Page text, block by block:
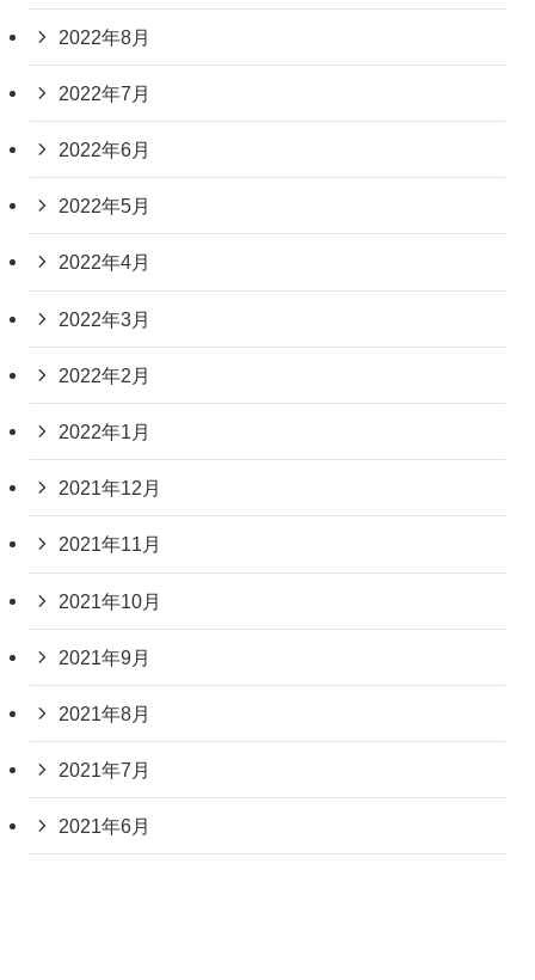
2022年8月
2022年7月
2022年6月
2022年5月
2022年4月
2022年3月
2022年2月
2022年1月
2021年12月
2021年11月
2021年10月
2021年9月
2021年8月
2021年7月
2021年6月